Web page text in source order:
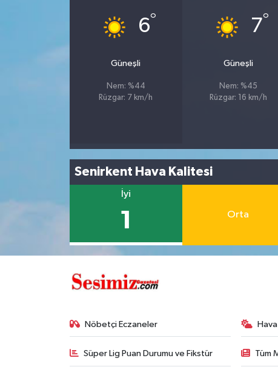
6°
Güneşli
Nem: %44
Rüzgar: 7 km/h
7°
Güneşli
Nem: %45
Rüzgar: 16 km/h
Senirkent Hava Kalitesi
İyi
1 Orta
Nöbetçi Eczaneler
Süper Lig Puan Durumu ve Fikstür Tüm